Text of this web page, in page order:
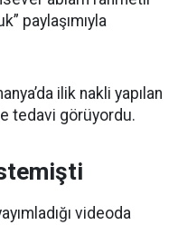
paylaşımıyla
ilik nakli yapılan
tedavi görüyordu.
videoda